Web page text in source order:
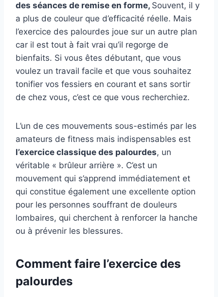
des séances de remise en forme, Souvent, il y
a plus de couleur que d’efficacité réelle. Mais
l’exercice des palourdes joue sur un autre plan
car il est tout à fait vrai qu’il regorge de
bienfaits. Si vous êtes débutant, que vous
voulez un travail facile et que vous souhaitez
tonifier vos fessiers en courant et sans sortir
de chez vous, c’est ce que vous recherchiez.
L’un de ces mouvements sous-estimés par les
amateurs de fitness mais indispensables est
l’exercice classique des palourdes, un
véritable « brûleur arrière ». C’est un
mouvement qui s’apprend immédiatement et
qui constitue également une excellente option
pour les personnes souffrant de douleurs
lombaires, qui cherchent à renforcer la hanche
ou à prévenir les blessures.
Comment faire l’exercice des
palourdes